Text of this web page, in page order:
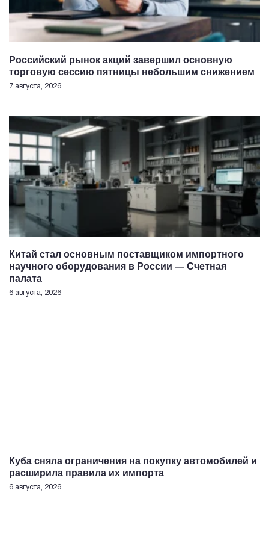
Российский рынок акций завершил основную
торговую сессию пятницы небольшим снижением
7 августа, 2026
Китай стал основным поставщиком импортного
научного оборудования в России — Счетная
палата
6 августа, 2026
Куба сняла ограничения на покупку автомобилей и
расширила правила их импорта
6 августа, 2026